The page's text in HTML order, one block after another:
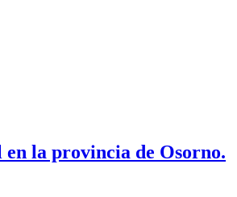
la provincia de Osorno.